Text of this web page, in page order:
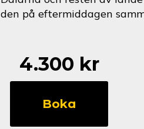
den på eftermiddagen
4.300 kr
Ford
mängd
Boka